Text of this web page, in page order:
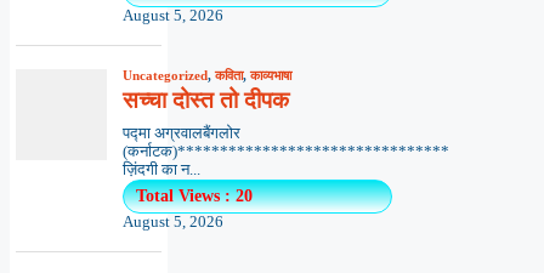
August 5, 2026
Uncategorized,कविता,काव्यभाषा
सच्चा दोस्त तो दीपक
पद्मा अग्रवालबैंगलोर
(कर्नाटक)********************************
ज़िंदगी का न...
Total Views : 20
August 5, 2026